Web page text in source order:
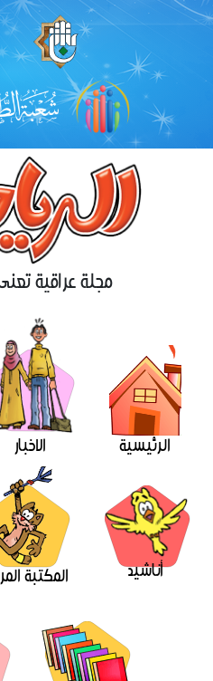
مجلة عراقية
الرئيسية الاخبار
أناشيد المكتبة